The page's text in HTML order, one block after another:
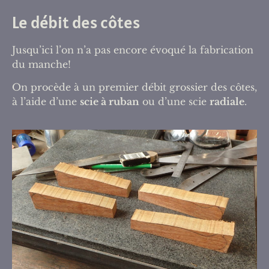
Le débit des côtes
Jusqu’ici l’on n’a pas encore évoqué la fabrication
du manche!
On procède à un premier débit grossier des côtes,
à l’aide d’une scie à ruban ou d’une scie radiale.